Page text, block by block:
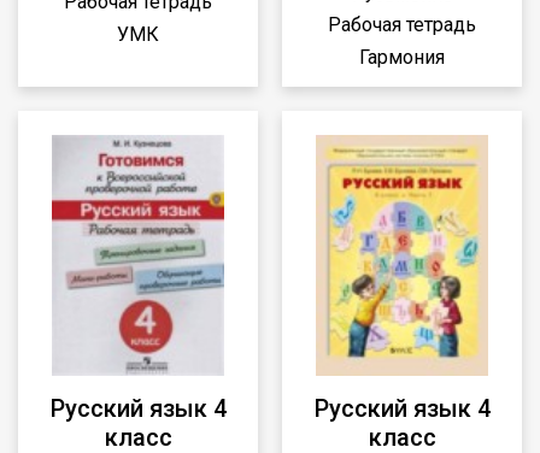
УМК
Рабочая тетрадь
Гармония
Русский язык 4
класс
Русский язык 4
класс